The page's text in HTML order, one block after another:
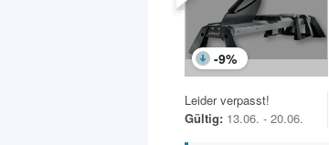
-9%
Leider verpasst!
Gültig: 13.06. - 20.06.